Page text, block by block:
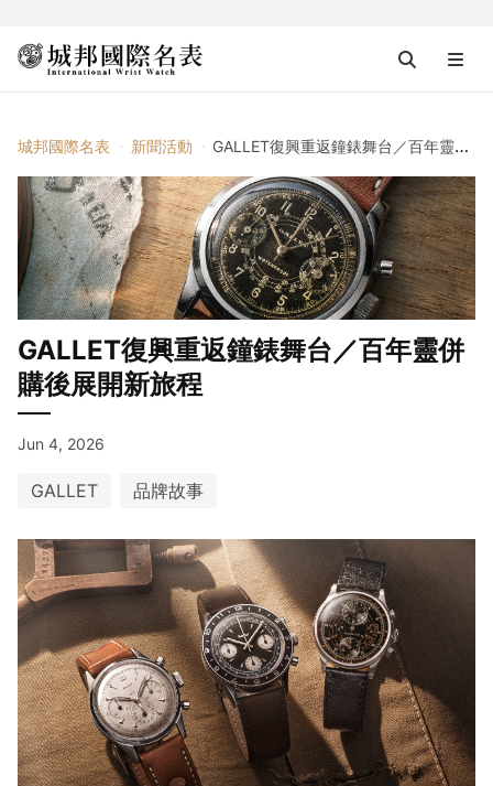
城邦國際名表 新聞活動 GALLET復興重返鐘錶舞台／百年靈併購後展開新旅程
GALLET復興重返鐘錶舞台／百年靈併
購後展開新旅程
Jun 4, 2026
GALLET 品牌故事